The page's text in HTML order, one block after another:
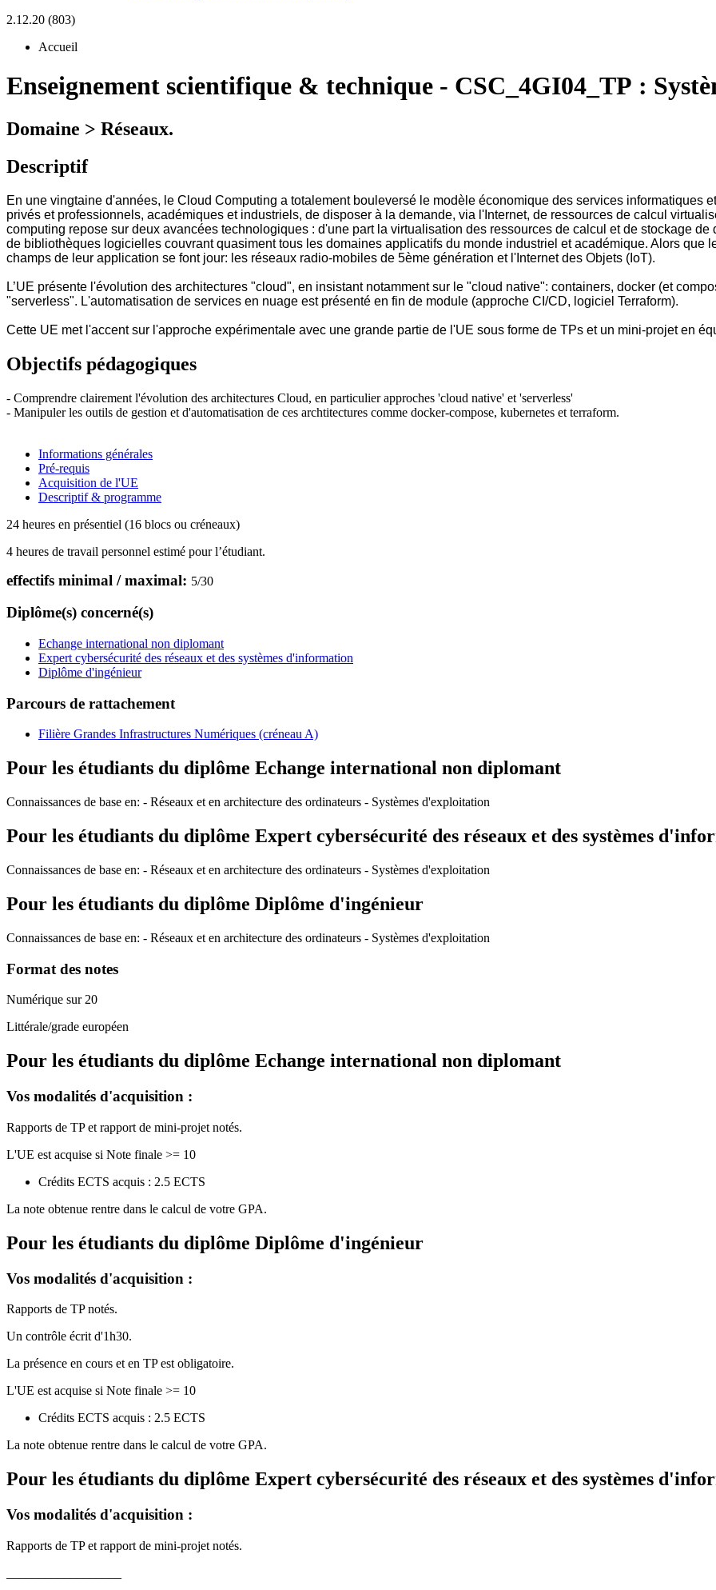
2.12.20 (803)
Accueil
Enseignement scientifique & technique - CSC_4GI04_TP :
Domaine > Réseaux.
Descriptif
En une vingtaine d'années, le Cloud Computing a totalement bouleversé le modèle économique des services informatiques
privés et professionnels, académiques et industriels, de disposer à la demande, via l'Internet, de ressources de calcul
computing repose sur deux avancées technologiques : d'une part la virtualisation des ressources de calcul et de stockage
de bibliothèques logicielles couvrant quasiment tous les domaines applicatifs du monde industriel et académique. Alors que
champs de leur application se font jour: les réseaux radio-mobiles de 5ème génération et l'Internet des Objets (IoT).
L’UE présente l'évolution des architectures "cloud", en insistant notamment sur le "cloud native": containers, docker (et
"serverless". L'automatisation de services en nuage est présenté en fin de module (approche CI/CD, logiciel Terraform).
Cette UE met l'accent sur l'approche expérimentale avec une grande partie de l'UE sous forme de TPs et un mini-projet en
Objectifs pédagogiques
- Comprendre clairement l'évolution des architectures Cloud, en particulier approches 'cloud native' et 'serverless'
- Manipuler les outils de gestion et d'automatisation de ces archtitectures comme docker-compose, kubernetes et terraform.
Informations générales
Pré-requis
Acquisition de l'UE
Descriptif & programme
24 heures en présentiel (16 blocs ou créneaux)
4 heures de travail personnel estimé pour l’étudiant.
effectifs minimal / maximal: 5/30
Diplôme(s) concerné(s)
Echange international non diplomant
Expert cybersécurité des réseaux et des systèmes d'information
Diplôme d'ingénieur
Parcours de rattachement
Filière Grandes Infrastructures Numériques (créneau A)
Pour les étudiants du diplôme Echange international non diplomant
Connaissances de base en: - Réseaux et en architecture des ordinateurs - Systèmes d'exploitation
Pour les étudiants du diplôme Expert cybersécurité des réseaux et des systèmes
Connaissances de base en: - Réseaux et en architecture des ordinateurs - Systèmes d'exploitation
Pour les étudiants du diplôme Diplôme d'ingénieur
Connaissances de base en: - Réseaux et en architecture des ordinateurs - Systèmes d'exploitation
Format des notes
Numérique sur 20
Littérale/grade européen
Pour les étudiants du diplôme Echange international non diplomant
Vos modalités d'acquisition :
Rapports de TP et rapport de mini-projet notés.
L'UE est acquise si Note finale >= 10
Crédits ECTS acquis : 2.5 ECTS
La note obtenue rentre dans le calcul de votre GPA.
Pour les étudiants du diplôme Diplôme d'ingénieur
Vos modalités d'acquisition :
Rapports de TP notés.
Un contrôle écrit d'1h30.
La présence en cours et en TP est obligatoire.
L'UE est acquise si Note finale >= 10
Crédits ECTS acquis : 2.5 ECTS
La note obtenue rentre dans le calcul de votre GPA.
Pour les étudiants du diplôme Expert cybersécurité des réseaux et des systèmes
Vos modalités d'acquisition :
Rapports de TP et rapport de mini-projet notés.